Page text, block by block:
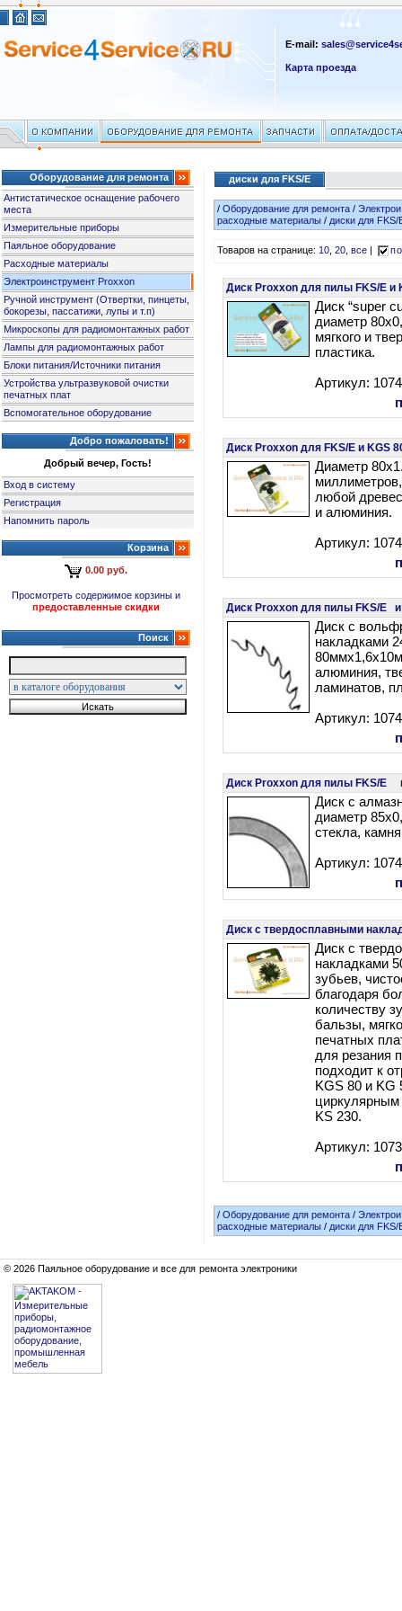
E-mail:
Карта проезда
Оборудование для ремонта
Антистатическое оснащение рабочего
места
Измерительные приборы
Паяльное оборудование
Расходные материалы
Электроинструмент Proxxon
Ручной инструмент (Отвертки, пинцеты,
бокорезы, пассатижи, лупы и т.п)
Микроскопы для радиомонтажных работ
Лампы для радиомонтажных работ
Блоки питания/Источники питания
Устройства ультразвуковой очистки
печатных плат
Вспомогательное оборудование
Добро пожаловать!
Добрый вечер, Гость!
Вход в систему
Регистрация
Напомнить пароль
Корзина
0.00 руб.
Просмотреть содержимое корзины и
предоставленные скидки
Поиск
диски для FKS/E
/Оборудование для ремонта /
расходные материалы / диски для FKS/
Товаров на странице:10,20,все
Диск Proxxon для пилы FKS/E и
Диск “super
диаметр
мягкого и
пластика.
Артикул:
Диск Proxxon для FKS/E и KGS
Диаметр
любой
и алюминия.
Артикул:
Диск Proxxon для пилы FKS/E
Диск с
накладками
алюминия,
ламинатов,
Артикул:
Диск Proxxon для пилы FKS/E
Диск с
диаметр
стекла,
Артикул:
Диск с твердосплавными
Диск с
накладками
зубьев,
благодаря
количеству
бальзы,
печатных
для резания
подходит к
KGS 80 и KG
KS 230.
Артикул:
/Оборудование для ремонта /
расходные материалы / диски для FKS/
© 2026 Паяльное оборудование и все для ремонта электроники